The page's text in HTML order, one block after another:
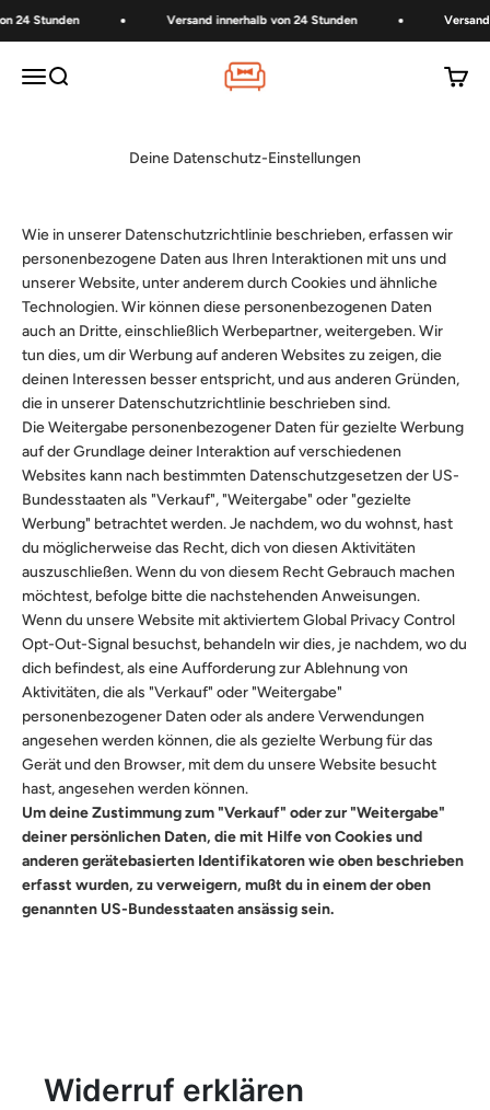
24 Stunden Versand innerhalb von 24 Stunden
MenüSuche
Couchbutler
Deine Datenschutz-Einstellungen
Wie in unserer Datenschutzrichtlinie beschrieben, erfassen wir
personenbezogene Daten aus Ihren Interaktionen mit uns und
unserer Website, unter anderem durch Cookies und ähnliche
Technologien. Wir können diese personenbezogenen Daten
auch an Dritte, einschließlich Werbepartner, weitergeben. Wir
tun dies, um dir Werbung auf anderen Websites zu zeigen, die
deinen Interessen besser entspricht, und aus anderen Gründen,
die in unserer Datenschutzrichtlinie beschrieben sind.
Die Weitergabe personenbezogener Daten für gezielte Werbung
auf der Grundlage deiner Interaktion auf verschiedenen
Websites kann nach bestimmten Datenschutzgesetzen der US-
Bundesstaaten als "Verkauf", "Weitergabe" oder "gezielte
Werbung" betrachtet werden. Je nachdem, wo du wohnst, hast
du möglicherweise das Recht, dich von diesen Aktivitäten
auszuschließen. Wenn du von diesem Recht Gebrauch machen
möchtest, befolge bitte die nachstehenden Anweisungen.
Wenn du unsere Website mit aktiviertem Global Privacy Control
Opt-Out-Signal besuchst, behandeln wir dies, je nachdem, wo du
dich befindest, als eine Aufforderung zur Ablehnung von
Aktivitäten, die als "Verkauf" oder "Weitergabe"
personenbezogener Daten oder als andere Verwendungen
angesehen werden können, die als gezielte Werbung für das
Gerät und den Browser, mit dem du unsere Website besucht
hast, angesehen werden können.
Um deine Zustimmung zum "Verkauf" oder zur "Weitergabe"
deiner persönlichen Daten, die mit Hilfe von Cookies und
anderen gerätebasierten Identifikatoren wie oben beschrieben
erfasst wurden, zu verweigern, mußt du in einem der oben
genannten US-Bundesstaaten ansässig sein.
Widerruf erklären